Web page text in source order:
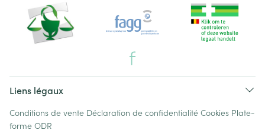
Liens légaux
Conditions de vente Déclaration de confidentialité Cookies Plate-
forme ODR